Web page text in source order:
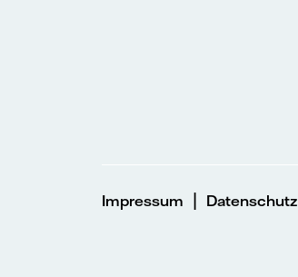
Impressum | Datenschutz